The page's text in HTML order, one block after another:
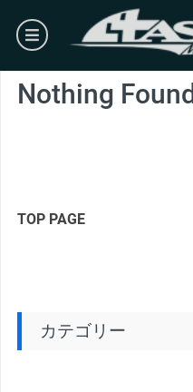
content
burger
Nothing Found
TOP PAGE
カテゴリー